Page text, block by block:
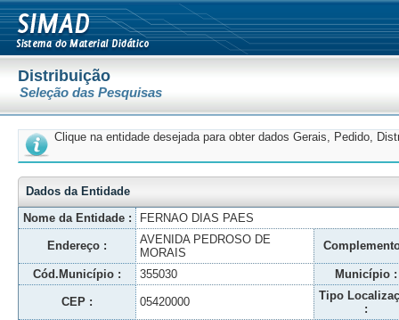
Distribuição
Seleção das Pesquisas
Clique na entidade desejada para obter dados Gerais, Pedido,
Dados da Entidade
Nome da Entidade :
FERNAO DIAS PAES
Endereço :
AVENIDA PEDROSO DE
MORAIS
Cód.Município : 355030 Município :
CEP : 05420000
Tipo
: